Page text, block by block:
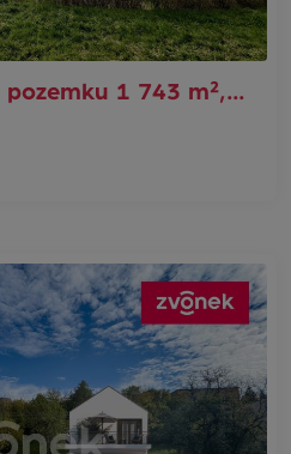
1 743 m²,…